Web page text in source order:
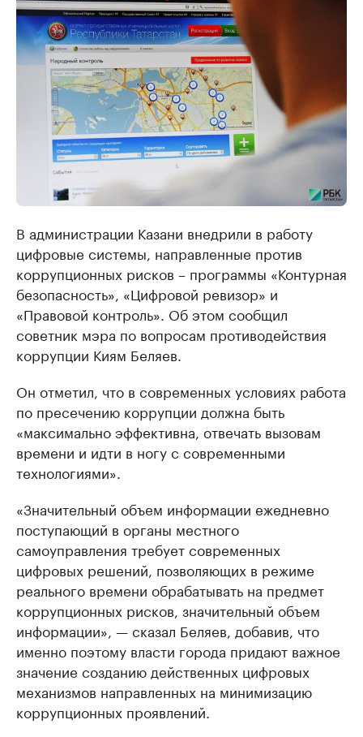
В администрации Казани внедрили в работу
цифровые системы, направленные против
коррупционных рисков – программы «Контурная
безопасность», «Цифровой ревизор» и
«Правовой контроль». Об этом сообщил
советник мэра по вопросам противодействия
коррупции Киям Беляев.
Он отметил, что в современных условиях работа
по пресечению коррупции должна быть
«максимально эффективна, отвечать вызовам
времени и идти в ногу с современными
технологиями».
«Значительный объем информации ежедневно
поступающий в органы местного
самоуправления требует современных
цифровых решений, позволяющих в режиме
реального времени обрабатывать на предмет
коррупционных рисков, значительный объем
информации», — сказал Беляев, добавив, что
именно поэтому власти города придают важное
значение созданию действенных цифровых
механизмов направленных на минимизацию
коррупционных проявлений.